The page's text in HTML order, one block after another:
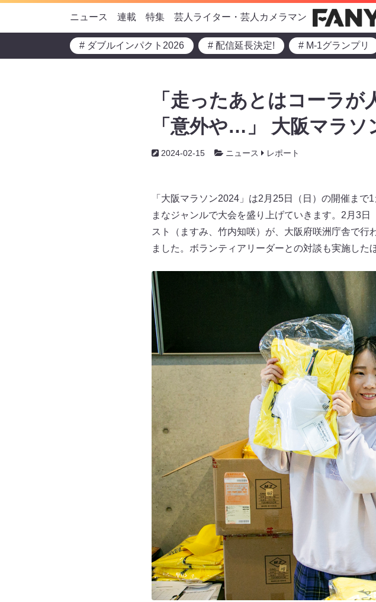
ニュース 連載 特集 芸人ライター・芸人カメラマン
# ダブルインパクト2026 # 配信延長決定! # M-1グランプリ
「走ったあとはコーラ
「意外や…」 大阪マラ
2024-02-15 ニュース レポート
「大阪マラソン2024」は2月25日（日）の開催ま
まなジャンルで大会を盛り上げていきます。2月3
スト（ますみ、竹内知咲）が、大阪府咲洲庁舎で
ました。ボランティアリーダーとの対談も実施した